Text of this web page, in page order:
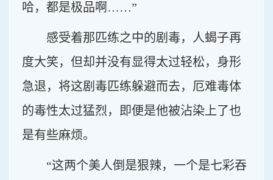
哈，都是极品啊……”
感受着那匹练之中的剧毒，人蝎子再
度大笑，但却并没有显得太过轻松，身形
急退，将这剧毒匹练躲避而去，厄难毒体
的毒性太过猛烈，即便是他被沾染上了也
是有些麻烦。
“这两个美人倒是狠辣，一个是七彩吞